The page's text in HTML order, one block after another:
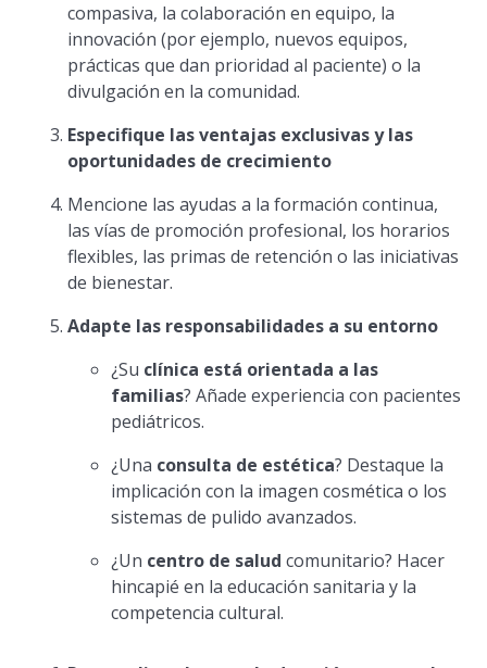
compasiva, la colaboración en equipo, la
innovación (por ejemplo, nuevos equipos,
prácticas que dan prioridad al paciente) o la
divulgación en la comunidad.
Especifique las ventajas exclusivas y las
oportunidades de crecimiento
Mencione las ayudas a la formación continua,
las vías de promoción profesional, los horarios
flexibles, las primas de retención o las iniciativas
de bienestar.
Adapte las responsabilidades a su entorno
¿Su clínica está orientada a las
familias? Añade experiencia con pacientes
pediátricos.
¿Una consulta de estética? Destaque la
implicación con la imagen cosmética o los
sistemas de pulido avanzados.
¿Un centro de salud comunitario? Hacer
hincapié en la educación sanitaria y la
competencia cultural.